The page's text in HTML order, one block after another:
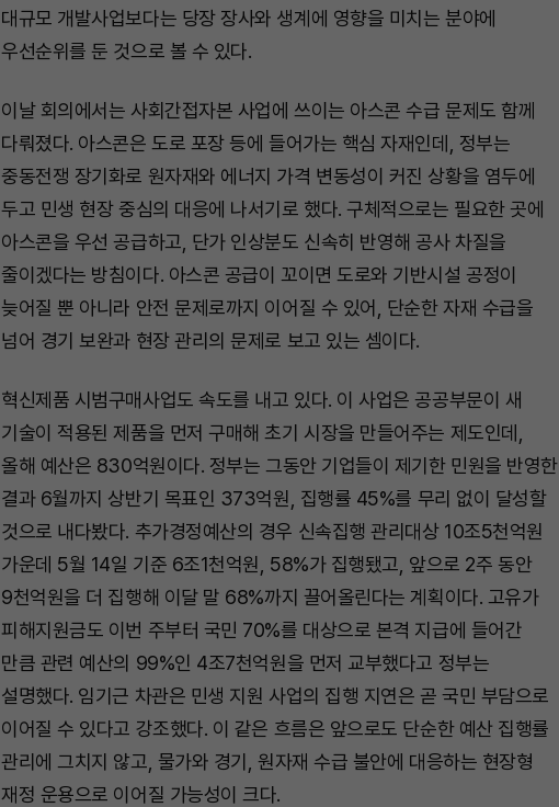
대규모 개발사업보다는 당장 장사와 생계에 영향을 미치는 분야에
우선순위를 둔 것으로 볼 수 있다.
이날 회의에서는 사회간접자본 사업에 쓰이는 아스콘 수급 문제도 함께
다뤄졌다. 아스콘은 도로 포장 등에 들어가는 핵심 자재인데, 정부는
중동전쟁 장기화로 원자재와 에너지 가격 변동성이 커진 상황을 염두에
두고 민생 현장 중심의 대응에 나서기로 했다. 구체적으로는 필요한 곳에
아스콘을 우선 공급하고, 단가 인상분도 신속히 반영해 공사 차질을
줄이겠다는 방침이다. 아스콘 공급이 꼬이면 도로와 기반시설 공정이
늦어질 뿐 아니라 안전 문제로까지 이어질 수 있어, 단순한 자재 수급을
넘어 경기 보완과 현장 관리의 문제로 보고 있는 셈이다.
혁신제품 시범구매사업도 속도를 내고 있다. 이 사업은 공공부문이 새
기술이 적용된 제품을 먼저 구매해 초기 시장을 만들어주는 제도인데,
올해 예산은 830억원이다. 정부는 그동안 기업들이 제기한 민원을 반영한
결과 6월까지 상반기 목표인 373억원, 집행률 45%를 무리 없이 달성할
것으로 내다봤다. 추가경정예산의 경우 신속집행 관리대상 10조5천억원
가운데 5월 14일 기준 6조1천억원, 58%가 집행됐고, 앞으로 2주 동안
9천억원을 더 집행해 이달 말 68%까지 끌어올린다는 계획이다. 고유가
피해지원금도 이번 주부터 국민 70%를 대상으로 본격 지급에 들어간
만큼 관련 예산의 99%인 4조7천억원을 먼저 교부했다고 정부는
설명했다. 임기근 차관은 민생 지원 사업의 집행 지연은 곧 국민 부담으로
이어질 수 있다고 강조했다. 이 같은 흐름은 앞으로도 단순한 예산 집행률
관리에 그치지 않고, 물가와 경기, 원자재 수급 불안에 대응하는 현장형
재정 운용으로 이어질 가능성이 크다.